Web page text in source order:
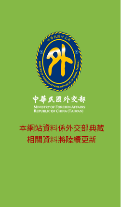
本網站資料係外交部典藏
相關資料將陸續更新